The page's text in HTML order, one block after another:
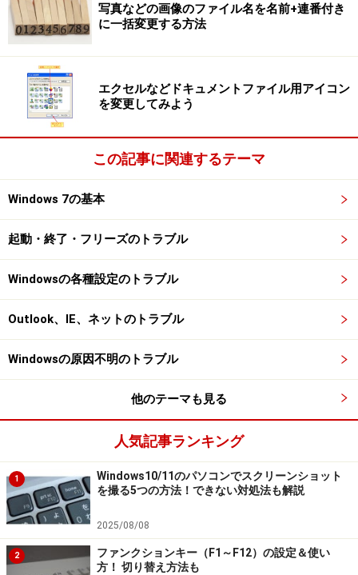
写真などの画像のファイル名を名前+連番付き
に一括変更する方法
エクセルなどドキュメントファイル用アイコン
を変更してみよう
この記事に関連するテーマ
Windows 7の基本
起動・終了・フリーズのトラブル
Windowsの各種設定のトラブル
Outlook、IE、ネットのトラブル
Windowsの原因不明のトラブル
他のテーマも見る
人気記事ランキング
1
Windows10/11のパソコンでスクリーンショット
を撮る5つの方法！できない対処法も解説
2025/08/08
2
ファンクションキー（F1～F12）の設定＆使い
方！ 切り替え方法も